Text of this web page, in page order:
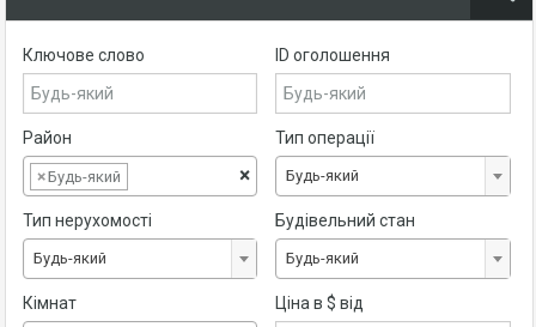
Ключове слово ID оголошення
Район
×
×Будь-який
Тип операції
Будь-який
Тип нерухомості
Будь-який
Будівельний стан
Будь-який
Кімнат Ціна в $ від